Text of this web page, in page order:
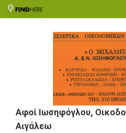
Αφοί Ιωσηφόγλου,
Αιγάλεω